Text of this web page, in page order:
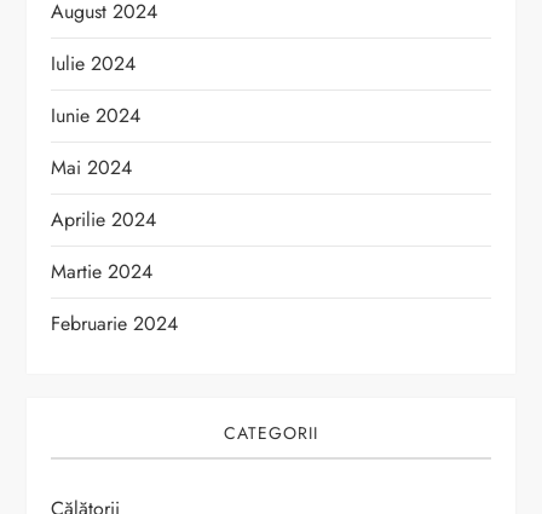
August 2024
Iulie 2024
Iunie 2024
Mai 2024
Aprilie 2024
Martie 2024
Februarie 2024
CATEGORII